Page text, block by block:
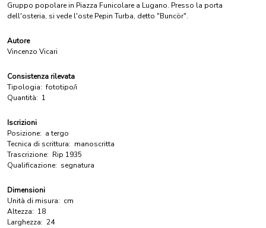
Gruppo popolare in Piazza Funicolare a Lugano. Presso la porta
dell'osteria, si vede l'oste Pepin Turba, detto "Buncör".
Autore
Vincenzo Vicari
Consistenza rilevata
Tipologia: fototipo/i
Quantità: 1
Iscrizioni
Posizione: a tergo
Tecnica di scrittura: manoscritta
Trascrizione: Rip 1935
Qualificazione: segnatura
Dimensioni
Unità di misura: cm
Altezza: 18
Larghezza: 24